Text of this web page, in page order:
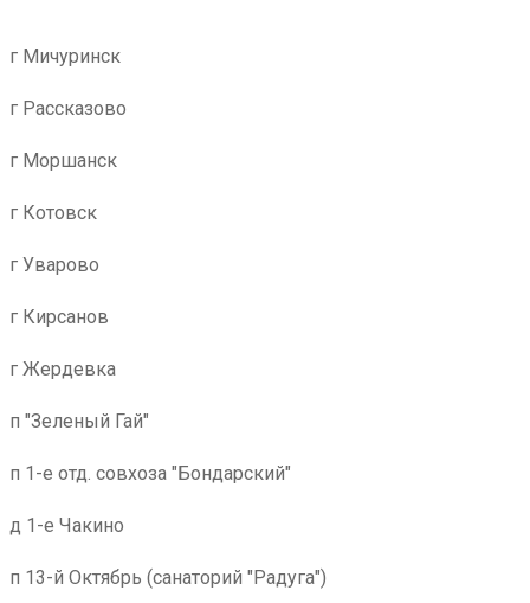
г Мичуринск
г Рассказово
г Моршанск
г Котовск
г Уварово
г Кирсанов
г Жердевка
п "Зеленый Гай"
п 1-е отд. совхоза "Бондарский"
д 1-е Чакино
п 13-й Октябрь (санаторий "Радуга")